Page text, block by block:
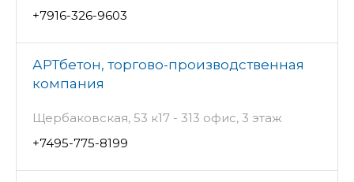
+7916-326-9603
АРТбетон, торгово-производственная
компания
Щербаковская, 53 к17 - 313 офис, 3 этаж
+7495-775-8199